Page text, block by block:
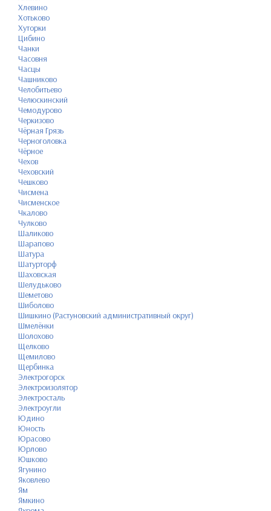
Хлевино
Хотьково
Хуторки
Цибино
Чанки
Часовня
Часцы
Чашниково
Челобитьево
Челюскинский
Чемодурово
Черкизово
Чёрная Грязь
Черноголовка
Чёрное
Чехов
Чеховский
Чешково
Чисмена
Чисменское
Чкалово
Чулково
Шаликово
Шарапово
Шатура
Шатурторф
Шаховская
Шелудьково
Шеметово
Шиболово
Шишкино (Растуновский административный округ)
Шмелёнки
Шолохово
Щелково
Щемилово
Щербинка
Электрогорск
Электроизолятор
Электросталь
Электроугли
Юдино
Юность
Юрасово
Юрлово
Юшково
Ягунино
Яковлево
Ям
Ямкино